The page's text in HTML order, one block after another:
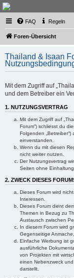
Thailand &
- isaan-thai.ch
Das freundliche Forum über
FAQ Regeln
Foren-Übersicht
Thailand & Isaan
Mit dem Zugriff auf
und dem Betreiber ein
1. NUTZUNGSVERTRAG
Mit dem Zugriff auf
Forum“) schliesst du
Folgenden
einverstanden.
Wenn du mit diesen
nicht weiter nutzen.
Der Nutzungsvertrag
Seiten ohne
2. ZWECK DIESES
Dieses Forum wird
Interessen.
Dieses Forum dient
Themen in Bezug zu
Austausch zwischen
In diesem Forum wird
Gegenseitige
Einfache Werbung ist
ausführliche
von Projekten mit
einen Nebenzweck
darstellt.